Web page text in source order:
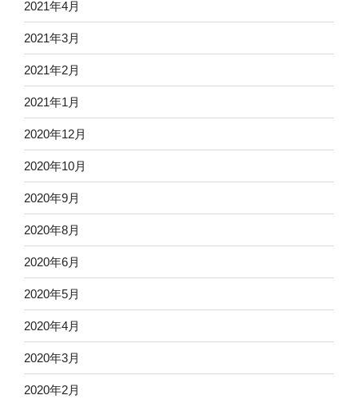
2021年4月
2021年3月
2021年2月
2021年1月
2020年12月
2020年10月
2020年9月
2020年8月
2020年6月
2020年5月
2020年4月
2020年3月
2020年2月